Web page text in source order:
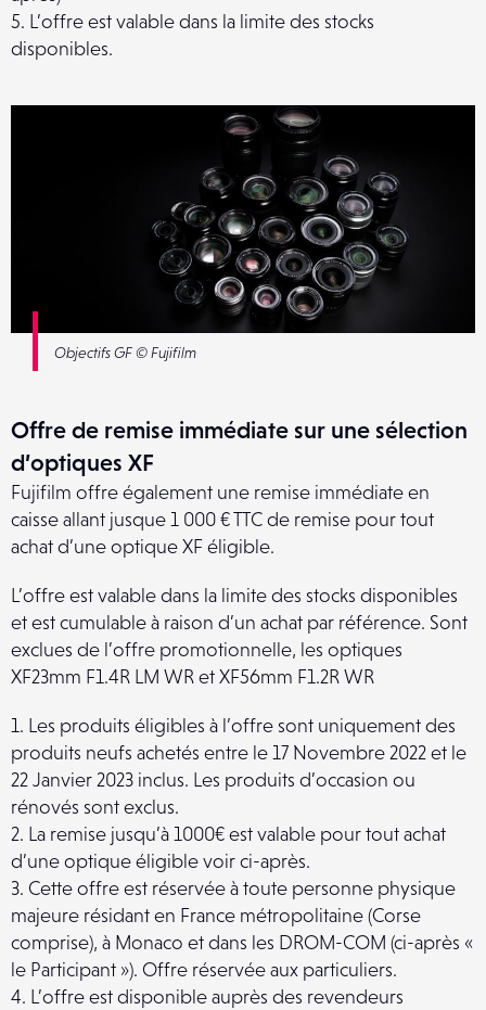
5. L’offre est valable dans la limite des stocks
disponibles.
Objectifs GF © Fujifilm
Offre de remise immédiate sur une sélection
d’optiques XF
Fujifilm offre également une remise immédiate en
caisse allant jusque 1 000 € TTC de remise pour tout
achat d’une optique XF éligible.
L’offre est valable dans la limite des stocks disponibles
et est cumulable à raison d’un achat par référence. Sont
exclues de l’offre promotionnelle, les optiques
XF23mm F1.4R LM WR et XF56mm F1.2R WR
1. Les produits éligibles à l’offre sont uniquement des
produits neufs achetés entre le 17 Novembre 2022 et le
22 Janvier 2023 inclus. Les produits d’occasion ou
rénovés sont exclus.
2. La remise jusqu’à 1000€ est valable pour tout achat
d’une optique éligible voir ci-après.
3. Cette offre est réservée à toute personne physique
majeure résidant en France métropolitaine (Corse
comprise), à Monaco et dans les DROM-COM (ci-après «
le Participant »). Offre réservée aux particuliers.
4. L’offre est disponible auprès des revendeurs